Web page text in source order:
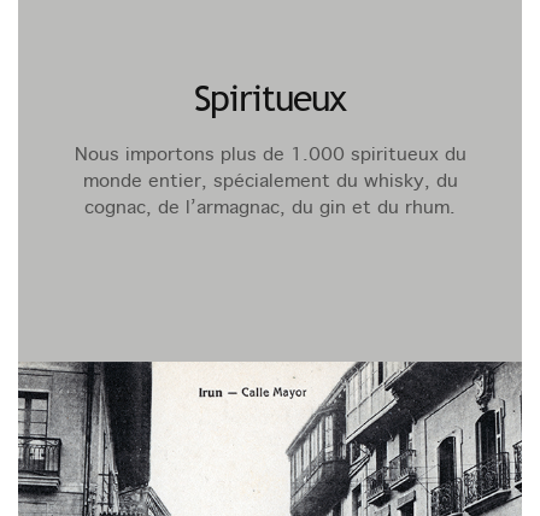
Spiritueux
Nous importons plus de 1.000 spiritueux du
monde entier, spécialement du whisky, du
cognac, de l’armagnac, du gin et du rhum.